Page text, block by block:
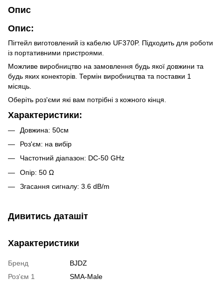
Опис
Опис:
Пігтейл виготовлений із кабелю UF370P. Підходить для роботи
із портативними пристроями.
Можливе виробництво на замовлення будь якої довжини та
будь яких конекторів. Термін виробництва та поставки 1
місяць.
Оберіть роз'єми які вам потрібні з кожного кінця.
Характеристики:
Довжина: 50см
Роз'єм: на вибір
Частотний діапазон: DC-50 GHz
Опір: 50 Ω
Згасання сигналу: 3.6 dB/m
Дивитись даташіт
Характеристики
Бренд
BJDZ
Роз'єм 1
SMA-Male